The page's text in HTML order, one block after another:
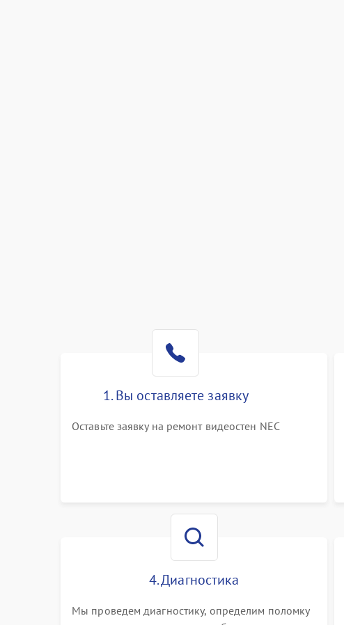
1. Вы оставляете заявку
Оставьте заявку на ремонт видеостен NEC
4. Диагностика
Мы проведем диагностику, определим поломку